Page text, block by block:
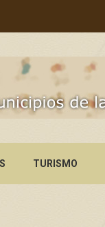
TURISMO